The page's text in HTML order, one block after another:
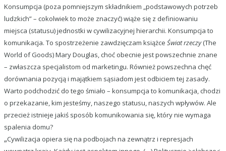
Konsumpcja (poza pomniejszym składnikiem „podstawowych potrzeb
ludzkich” – cokolwiek to może znaczyć) wiąże się z definiowaniu
miejsca (statusu) jednostki w cywilizacyjnej hierarchii. Konsumpcja to
komunikacja. To spostrzeżenie zawdzięczam książce Świat rzeczy(The
World of Goods) Mary Douglas, choć obecnie jest powszechnie znane
– zwłaszcza specjalistom od marketingu. Również powszechna chęć
dorównania pozycją i majątkiem sąsiadom jest odbiciem tej zasady.
Warto podchodzić do tego śmiało – konsumpcja to komunikacja, chodzi
o przekazanie, kim jesteśmy, naszego statusu, naszych wpływów. Ale
przecież istnieje jakiś sposób komunikowania się, który nie wymaga
spalenia domu?
„Cywilizacja opiera się na podbojach na zewnątrz i represjach